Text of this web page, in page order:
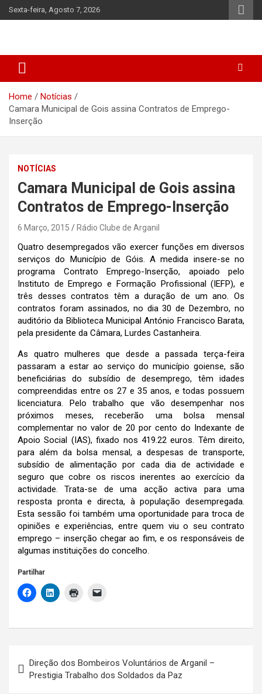
Skip
to
Sexta-feira, Agosto 7, 2026
Home
Notícias
Camara Municipal de Gois assina Contratos de Emprego-
Inserção
NOTÍCIAS
Camara Municipal de Gois assina
Contratos de Emprego-Inserção
6 Março, 2015 Rádio Clube de Arganil
Quatro desempregados vão exercer funções em diversos
serviços do Município de Góis. A medida insere-se no
programa Contrato Emprego-Inserção, apoiado pelo
Instituto de Emprego e Formação Profissional (IEFP), e
três desses contratos têm a duração de um ano. Os
contratos foram assinados, no dia 30 de Dezembro, no
auditório da Biblioteca Municipal António Francisco Barata,
pela presidente da Câmara, Lurdes Castanheira.
As quatro mulheres que desde a passada terça-feira
passaram a estar ao serviço do município goiense, são
beneficiárias do subsídio de desemprego, têm idades
compreendidas entre os 27 e 35 anos, e todas possuem
licenciatura. Pelo trabalho que vão desempenhar nos
próximos meses, receberão uma bolsa mensal
complementar no valor de 20 por cento do Indexante de
Apoio Social (IAS), fixado nos 419.22 euros. Têm direito,
para além da bolsa mensal, a despesas de transporte,
subsídio de alimentação por cada dia de actividade e
seguro que cobre os riscos inerentes ao exercício da
actividade. Trata-se de uma acção activa para uma
resposta pronta e directa, à população desempregada.
Esta sessão foi também uma oportunidade para troca de
opiniões e experiências, entre quem viu o seu contrato
emprego – inserção chegar ao fim, e os responsáveis de
algumas instituições do concelho.
Partilhar
de
Direção dos Bombeiros Voluntários de Arganil –
Prestigia Trabalho dos Soldados da Paz